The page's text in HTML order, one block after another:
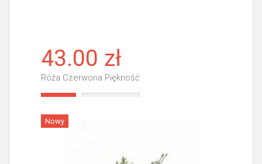
43.00 zł
Róża Czerwona Piękność
Nowy